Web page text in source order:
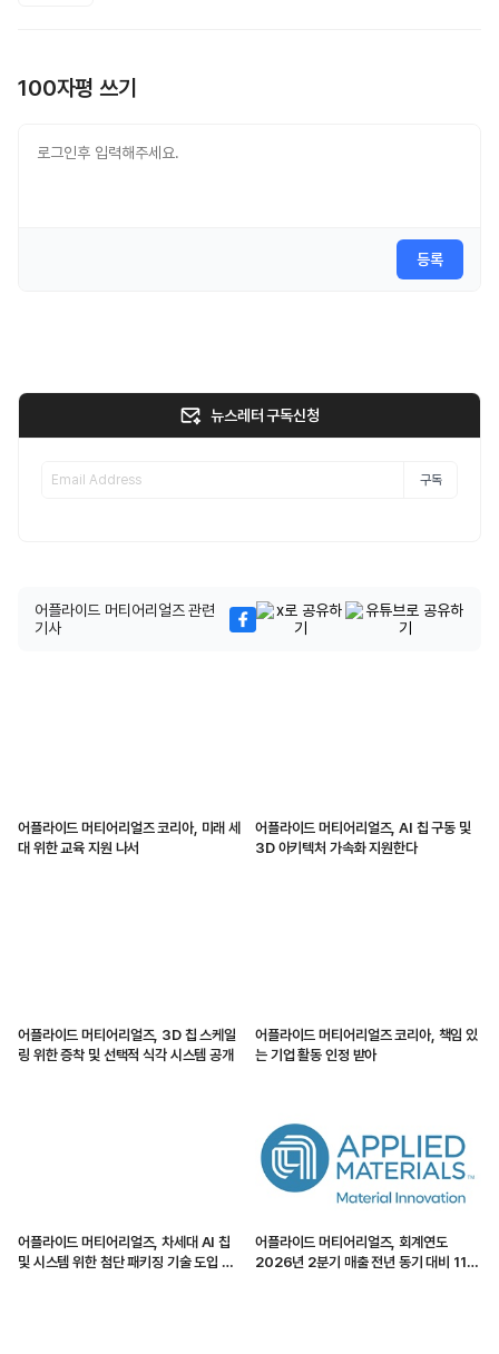
100자평 쓰기
등록
뉴스레터 구독신청
구독
어플라이드 머티어리얼즈 관련
기사
어플라이드 머티어리얼즈 코리아, 미래 세
대 위한 교육 지원 나서
어플라이드 머티어리얼즈, AI 칩 구동 및
3D 아키텍처 가속화 지원한다
어플라이드 머티어리얼즈, 3D 칩 스케일
링 위한 증착 및 선택적 식각 시스템 공개
어플라이드 머티어리얼즈 코리아, 책임 있
는 기업 활동 인정 받아
어플라이드 머티어리얼즈, 차세대 AI 칩
및 시스템 위한 첨단 패키징 기술 도입 가
어플라이드 머티어리얼즈, 회계연도
2026년 2분기 매출 전년 동기 대비 11%